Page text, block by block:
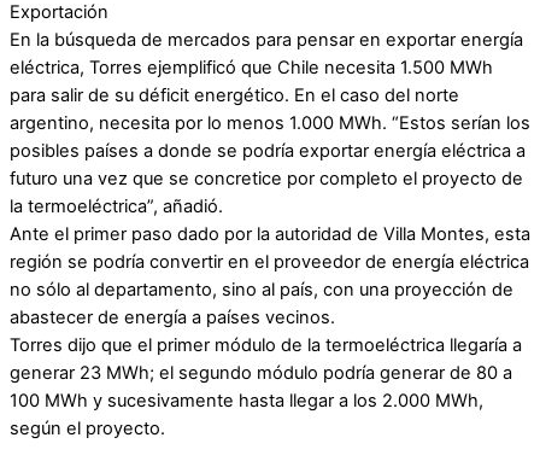
Exportación
En la búsqueda de mercados para pensar en exportar energía
eléctrica, Torres ejemplificó que Chile necesita 1.500 MWh
para salir de su déficit energético. En el caso del norte
argentino, necesita por lo menos 1.000 MWh. “Estos serían los
posibles países a donde se podría exportar energía eléctrica a
futuro una vez que se concretice por completo el proyecto de
la termoeléctrica”, añadió.
Ante el primer paso dado por la autoridad de Villa Montes, esta
región se podría convertir en el proveedor de energía eléctrica
no sólo al departamento, sino al país, con una proyección de
abastecer de energía a países vecinos.
Torres dijo que el primer módulo de la termoeléctrica llegaría a
generar 23 MWh; el segundo módulo podría generar de 80 a
100 MWh y sucesivamente hasta llegar a los 2.000 MWh,
según el proyecto.